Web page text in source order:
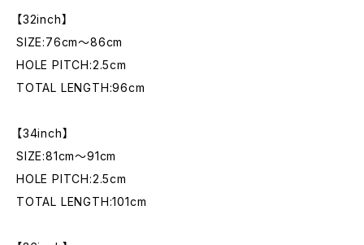
【32inch】
SIZE:76cm〜86cm
HOLE PITCH:2.5cm
TOTAL LENGTH:96cm
【34inch】
SIZE:81cm〜91cm
HOLE PITCH:2.5cm
TOTAL LENGTH:101cm